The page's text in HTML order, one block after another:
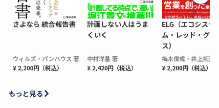
さよなら 統合報告書
ウィルズ・パンハウス 著
¥ 2,200円（税込）
計画しない人はうま
くいく
中村洋基 著
¥ 2,420円（税込）
ELG（エコシステ
ム・レッド・グロ
ス）
梅木俊成・井上拓海
¥ 2,200円（税込）
もっと見る